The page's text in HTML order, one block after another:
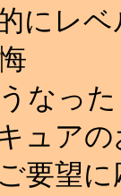
にレ
なっ
ュア
要望